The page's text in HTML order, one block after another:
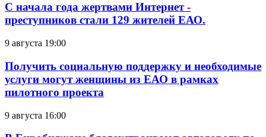
С начала года жертвами Интернет -
преступников стали 129 жителей ЕАО.
9 августа 19:00
Получить социальную поддержку и необходимые
услуги могут женщины из ЕАО в рамках
пилотного проекта
9 августа 16:00